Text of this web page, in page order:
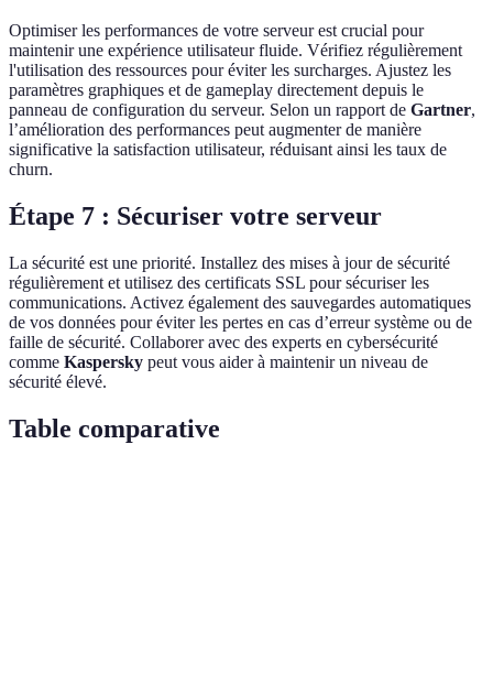
Optimiser les performances de votre serveur est crucial pour
maintenir une expérience utilisateur fluide. Vérifiez régulièrement
l'utilisation des ressources pour éviter les surcharges. Ajustez les
paramètres graphiques et de gameplay directement depuis le
panneau de configuration du serveur. Selon un rapport de Gartner,
l’amélioration des performances peut augmenter de manière
significative la satisfaction utilisateur, réduisant ainsi les taux de
churn.
Étape 7 : Sécuriser votre serveur
La sécurité est une priorité. Installez des mises à jour de sécurité
régulièrement et utilisez des certificats SSL pour sécuriser les
communications. Activez également des sauvegardes automatiques
de vos données pour éviter les pertes en cas d’erreur système ou de
faille de sécurité. Collaborer avec des experts en cybersécurité
comme Kaspersky peut vous aider à maintenir un niveau de
sécurité élevé.
Table comparative